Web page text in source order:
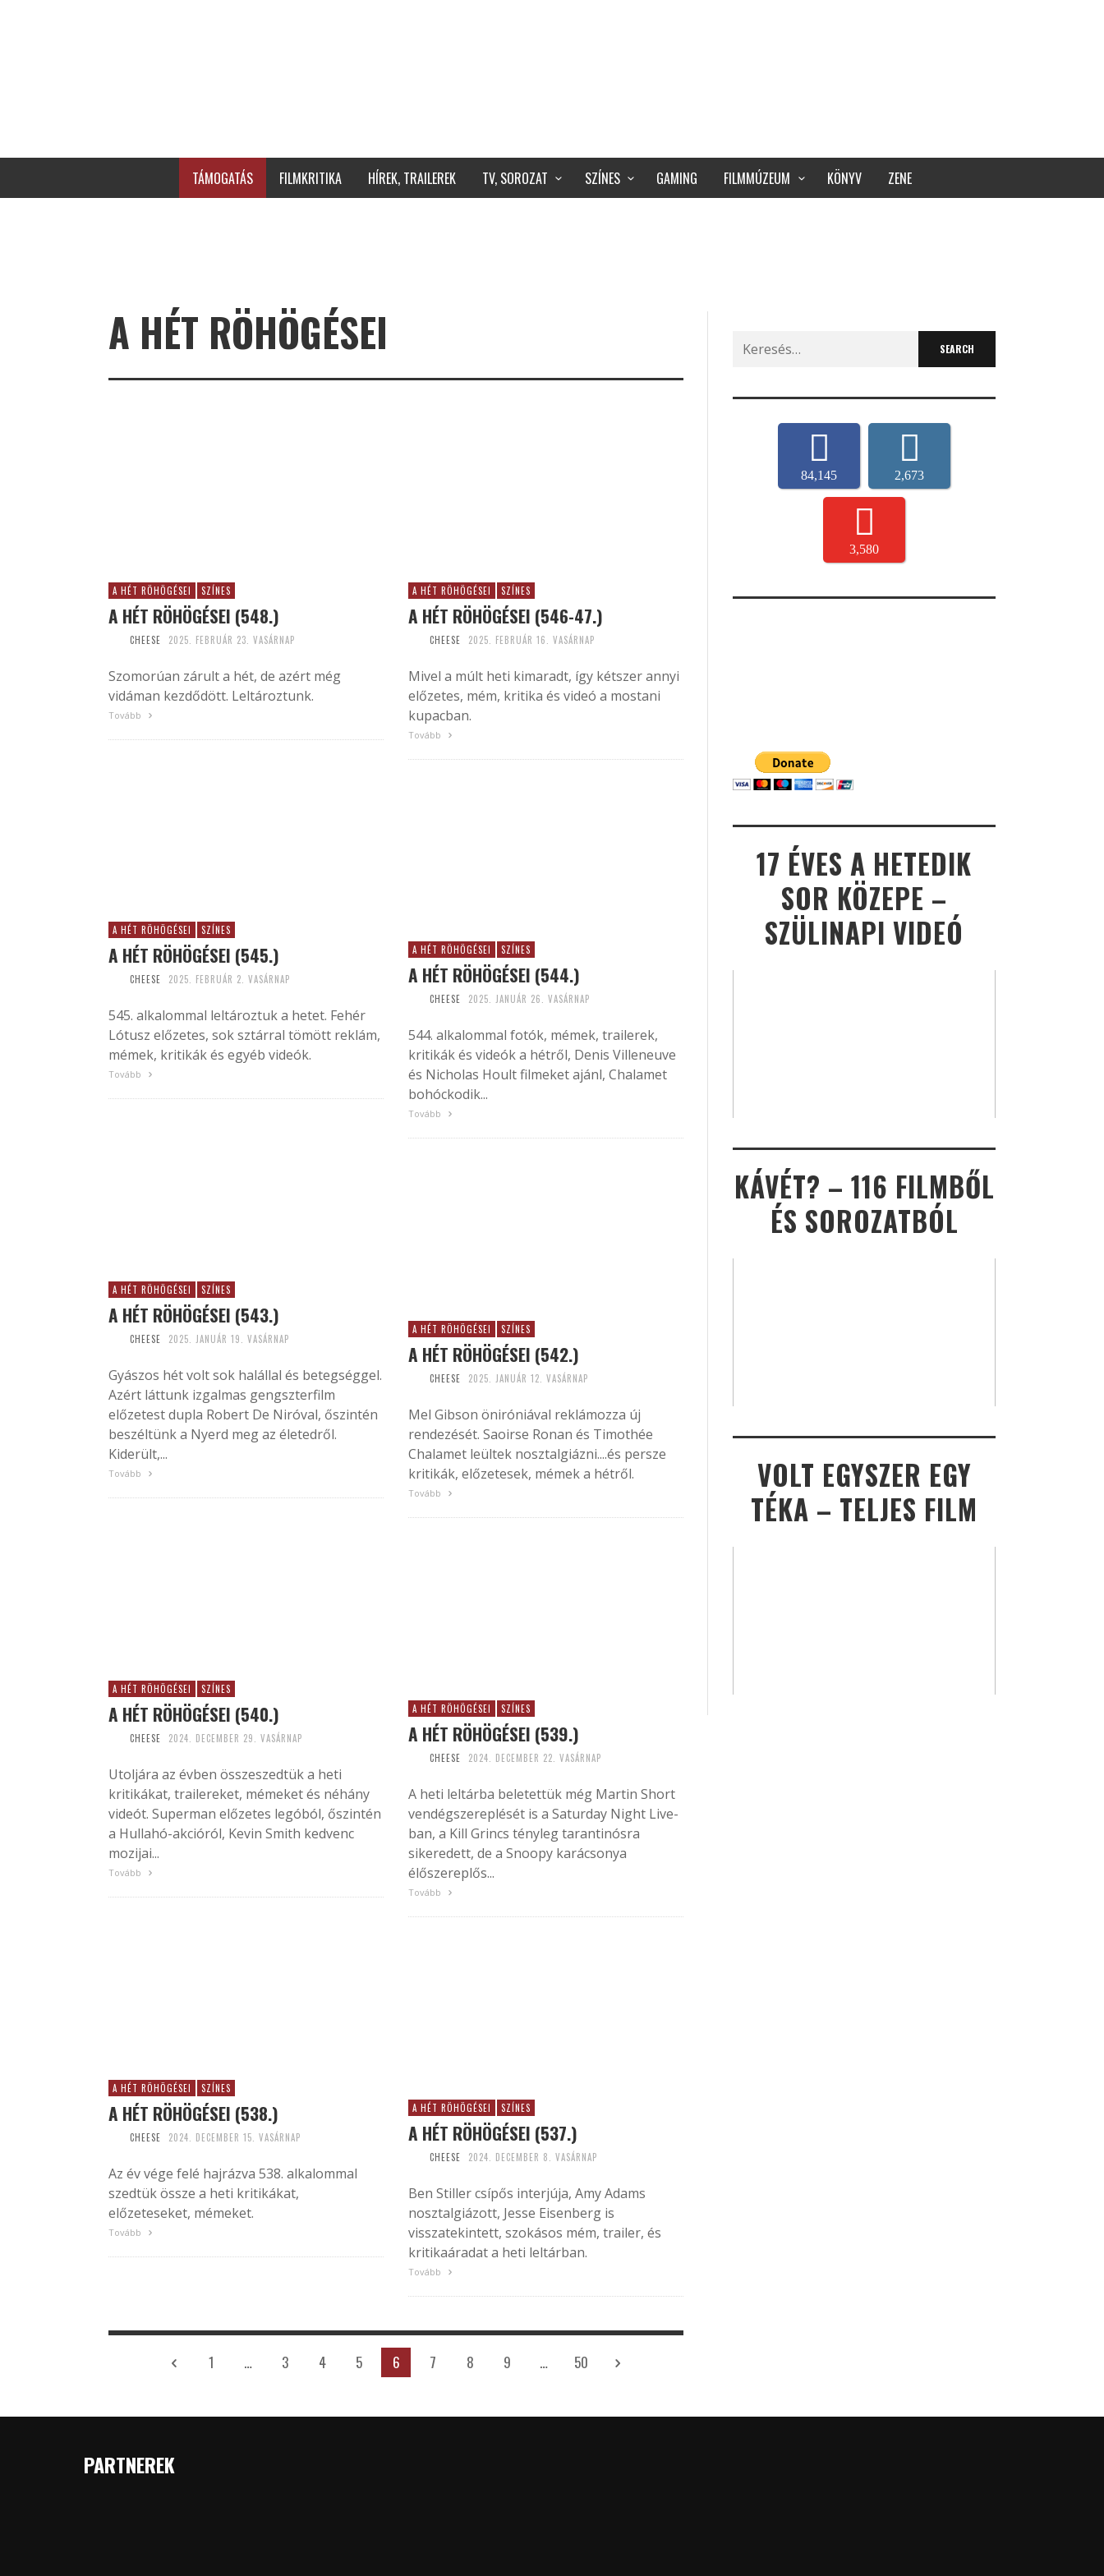
TÁMOGATÁS FILMKRITIKA HÍREK, TRAILEREK TV, SOROZAT SZÍNES GAMING FILMMÚZEUM KÖNYV ZENE
A HÉT RÖHÖGÉSEI
A HÉT RÖHÖGÉSEI SZÍNES
A HÉT RÖHÖGÉSEI (548.)
CHEESE 2025. FEBRUÁR 23. VASÁRNAP
Szomorúan zárult a hét, de azért még
vidáman kezdődött. Leltároztunk.
Tovább
A HÉT RÖHÖGÉSEI SZÍNES
A HÉT RÖHÖGÉSEI (546-47.)
CHEESE 2025. FEBRUÁR 16. VASÁRNAP
Mivel a múlt heti kimaradt, így kétszer annyi
előzetes, mém, kritika és videó a mostani
kupacban.
Tovább
A HÉT RÖHÖGÉSEI SZÍNES
A HÉT RÖHÖGÉSEI (545.)
CHEESE 2025. FEBRUÁR 2. VASÁRNAP
545. alkalommal leltároztuk a hetet. Fehér
Lótusz előzetes, sok sztárral tömött reklám,
mémek, kritikák és egyéb videók.
Tovább
A HÉT RÖHÖGÉSEI SZÍNES
A HÉT RÖHÖGÉSEI (544.)
CHEESE 2025. JANUÁR 26. VASÁRNAP
544. alkalommal fotók, mémek, trailerek,
kritikák és videók a hétről, Denis Villeneuve
és Nicholas Hoult filmeket ajánl, Chalamet
bohóckodik...
Tovább
A HÉT RÖHÖGÉSEI SZÍNES
A HÉT RÖHÖGÉSEI (543.)
CHEESE 2025. JANUÁR 19. VASÁRNAP
Gyászos hét volt sok halállal és betegséggel.
Azért láttunk izgalmas gengszterfilm
előzetest dupla Robert De Niróval, őszintén
beszéltünk a Nyerd meg az életedről.
Kiderült,...
Tovább
A HÉT RÖHÖGÉSEI SZÍNES
A HÉT RÖHÖGÉSEI (542.)
CHEESE 2025. JANUÁR 12. VASÁRNAP
Mel Gibson öniróniával reklámozza új
rendezését. Saoirse Ronan és Timothée
Chalamet leültek nosztalgiázni....és persze
kritikák, előzetesek, mémek a hétről.
Tovább
A HÉT RÖHÖGÉSEI SZÍNES
A HÉT RÖHÖGÉSEI (540.)
CHEESE 2024. DECEMBER 29. VASÁRNAP
Utoljára az évben összeszedtük a heti
kritikákat, trailereket, mémeket és néhány
videót. Superman előzetes legóból, őszintén
a Hullahó-akcióról, Kevin Smith kedvenc
mozijai...
Tovább
A HÉT RÖHÖGÉSEI SZÍNES
A HÉT RÖHÖGÉSEI (539.)
CHEESE 2024. DECEMBER 22. VASÁRNAP
A heti leltárba beletettük még Martin Short
vendégszereplését is a Saturday Night Live-
ban, a Kill Grincs tényleg tarantinósra
sikeredett, de a Snoopy karácsonya
élőszereplős...
Tovább
A HÉT RÖHÖGÉSEI SZÍNES
A HÉT RÖHÖGÉSEI (538.)
CHEESE 2024. DECEMBER 15. VASÁRNAP
Az év vége felé hajrázva 538. alkalommal
szedtük össze a heti kritikákat,
előzeteseket, mémeket.
Tovább
A HÉT RÖHÖGÉSEI SZÍNES
A HÉT RÖHÖGÉSEI (537.)
CHEESE 2024. DECEMBER 8. VASÁRNAP
Ben Stiller csípős interjúja, Amy Adams
nosztalgiázott, Jesse Eisenberg is
visszatekintett, szokásos mém, trailer, és
kritikaáradat a heti leltárban.
Tovább
1 … 3 4 5 6 7 8 9 … 50
Search
for:
84,145 2,673
3,580
17 ÉVES A HETEDIK
SOR KÖZEPE –
SZÜLINAPI VIDEÓ
KÁVÉT? – 116 FILMBŐL
ÉS SOROZATBÓL
VOLT EGYSZER EGY
TÉKA – TELJES FILM
PARTNEREK